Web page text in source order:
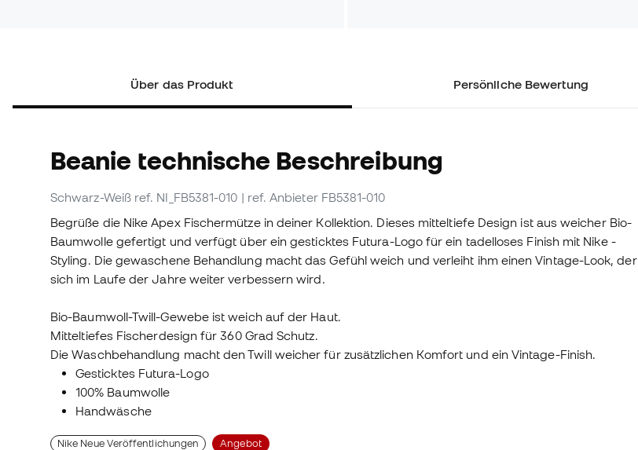
Über das Produkt Persönliche Bewertung
Beanie technische Beschreibung
Schwarz-Weiß ref. NI_FB5381-010 | ref. Anbieter FB5381-010
Begrüße die Nike Apex Fischermütze in deiner Kollektion. Dieses mitteltiefe Design ist aus weicher Bio-
Baumwolle gefertigt und verfügt über ein gesticktes Futura-Logo für ein tadelloses Finish mit Nike -
Styling. Die gewaschene Behandlung macht das Gefühl weich und verleiht ihm einen Vintage-Look, der
sich im Laufe der Jahre weiter verbessern wird.
Bio-Baumwoll-Twill-Gewebe ist weich auf der Haut.
Mitteltiefes Fischerdesign für 360 Grad Schutz.
Die Waschbehandlung macht den Twill weicher für zusätzlichen Komfort und ein Vintage-Finish.
Gesticktes Futura-Logo
100% Baumwolle
Handwäsche
Nike Neue Veröffentlichungen Angebot